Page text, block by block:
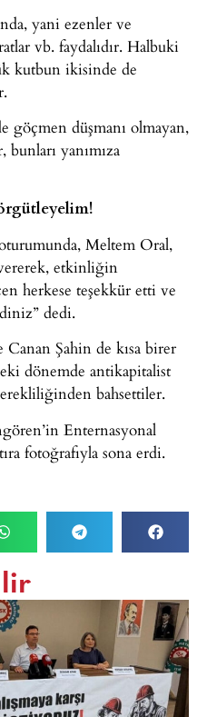
yani ezenler ve
vb. faydalıdır. Halbuki
kutbun ikisinde de
göçmen düşmanı olmayan,
yanımıza
Meltem Oral,
etkinliğin
herkese teşekkür etti ve
dedi.
Canan Şahin de kısa birer
dönemde antikapitalist
bahsettiler.
Enternasyonal
fotoğrafıyla sona erdi.